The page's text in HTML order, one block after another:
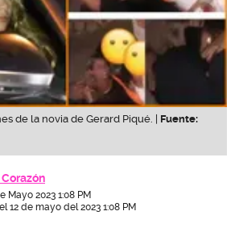
de la novia de Gerard Piqué. | Fuente:
Mayo 2023 1:08 PM
12 de mayo del 2023 1:08 PM